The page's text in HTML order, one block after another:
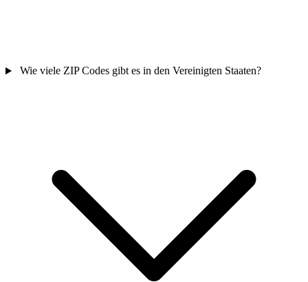
Wie viele ZIP Codes gibt es in den Vereinigten Staaten?